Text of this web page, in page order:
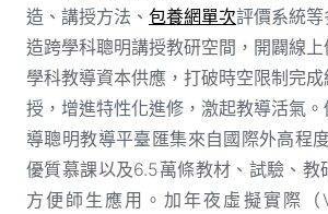
造、講授方法、 包養網單次評價系統
造跨學科聰明講授教研空間，開闢線
學科教導資本供應，打破時空限制完
授，增進特性化進修，激起教導活氣
導聰明教導平臺匯集來自國際外高程
優質慕課以及6.5萬條教材、試驗、教
方便師生應用。加年夜虛擬實際（